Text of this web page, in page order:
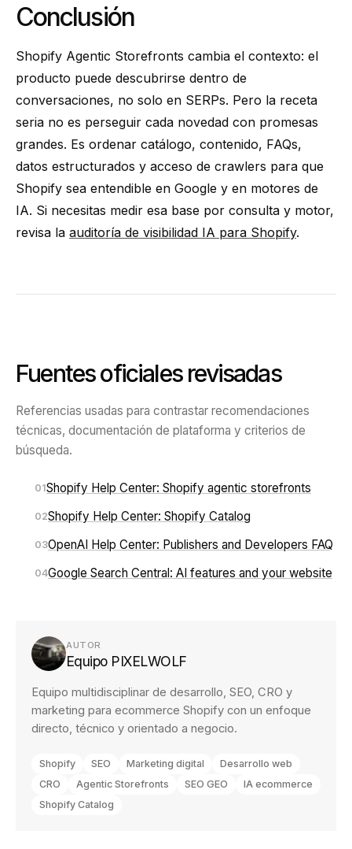
Conclusión
Shopify Agentic Storefronts cambia el contexto: el
producto puede descubrirse dentro de
conversaciones, no solo en SERPs. Pero la receta
seria no es perseguir cada novedad con promesas
grandes. Es ordenar catálogo, contenido, FAQs,
datos estructurados y acceso de crawlers para que
Shopify sea entendible en Google y en motores de
IA. Si necesitas medir esa base por consulta y motor,
revisa la auditoría de visibilidad IA para Shopify.
Fuentes oficiales revisadas
Referencias usadas para contrastar recomendaciones
técnicas, documentación de plataforma y criterios de
búsqueda.
01Shopify Help Center: Shopify agentic storefronts
02Shopify Help Center: Shopify Catalog
03OpenAI Help Center: Publishers and Developers FAQ
04Google Search Central: AI features and your website
AUTOR
Equipo PIXELWOLF
Equipo multidisciplinar de desarrollo, SEO, CRO y
marketing para ecommerce Shopify con un enfoque
directo, técnico y orientado a negocio.
Shopify SEO Marketing digital
Desarrollo web
CRO
Agentic Storefronts SEO GEO
IA ecommerce
Shopify Catalog